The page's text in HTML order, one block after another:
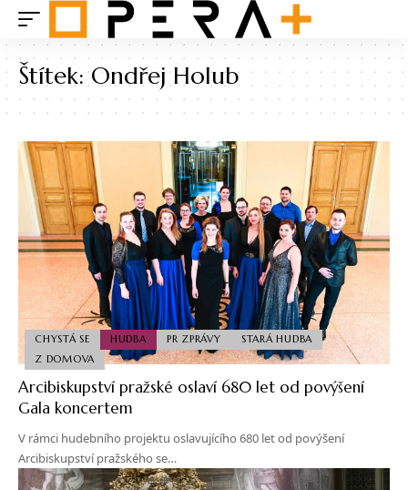
Štítek:Ondřej Holub
CHYSTÁ SE HUDBA PR ZPRÁVY
STARÁ HUDBA
Z DOMOVA
Arcibiskupství pražské oslaví 680 let od povýšení
Gala koncertem
V rámci hudebního projektu oslavujícího 680 let od povýšení
Arcibiskupství pražského se…